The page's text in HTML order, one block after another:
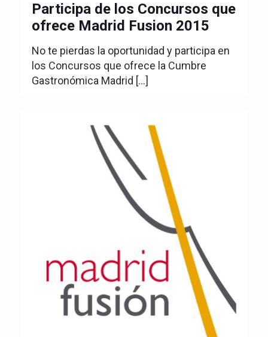
Participa de los Concursos que
ofrece Madrid Fusion 2015
No te pierdas la oportunidad y participa en
los Concursos que ofrece la Cumbre
Gastronómica Madrid […]